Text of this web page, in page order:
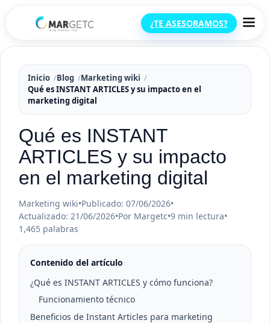
¿TE ASESORAMOS?
Inicio Blog
Marketing wiki
Qué es INSTANT ARTICLES y su impacto en el
marketing digital
Qué es INSTANT
ARTICLES y su impacto
en el marketing digital
Marketing wiki•Publicado: 07/06/2026•
Actualizado: 21/06/2026•Por Margetc•9 min lectura•
1,465 palabras
Contenido del artículo
¿Qué es INSTANT ARTICLES y cómo funciona?
Funcionamiento técnico
Beneficios de Instant Articles para marketing